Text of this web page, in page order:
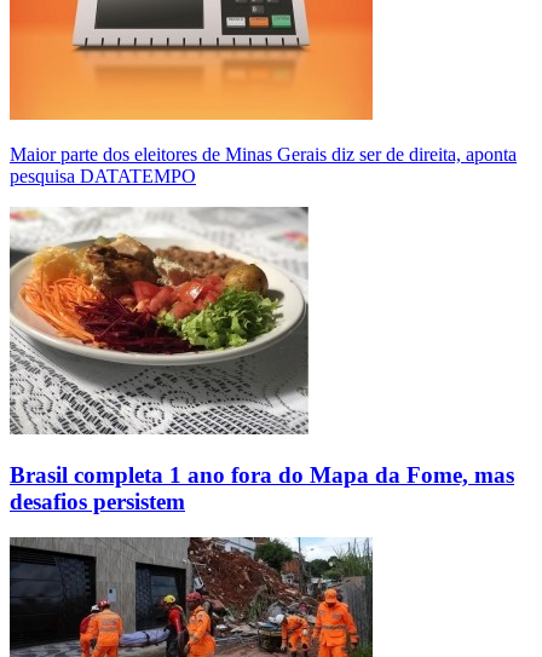
Maior parte dos eleitores de Minas Gerais diz ser de direita, aponta
pesquisa DATATEMPO
Brasil completa 1 ano fora do Mapa da Fome, mas
desafios persistem